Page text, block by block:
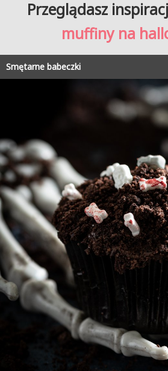
Przeglądasz
muffiny na
Smętarne babeczki